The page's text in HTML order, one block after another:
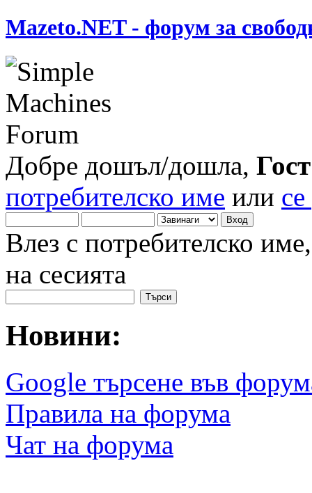
Mazeto.NET - форум за
Добре дошъл/дошла, Гост
потребителско име или
Влез с потребителско
на сесията
Новини:
Google търсене във
Правила на форума
Чат на форума